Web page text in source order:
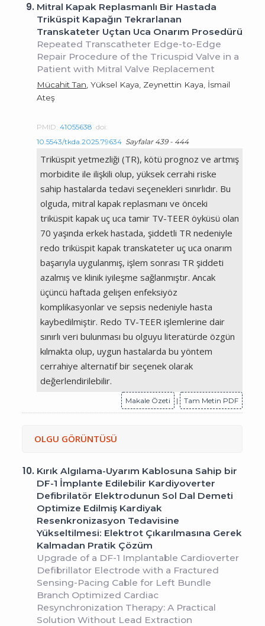
9. Mitral Kapak Replasmanlı Bir Hastada
Triküspit Kapağın Tekrarlanan
Transkateter Uçtan Uca Onarım Prosedürü
Repeated Transcatheter Edge-to-Edge
Repair Procedure of the Tricuspid Valve in a
Patient with Mitral Valve Replacement
Mücahit Tan , Yüksel Kaya, Zeynettin Kaya, İsmail
Ateş
PMID:41055638 doi:
10.5543/tkda.2025.79634 Sayfalar 439 - 444
Triküspit yetmezliği (TR), kötü prognoz ve artmış
morbidite ile ilişkili olup, yüksek cerrahi riske
sahip hastalarda tedavi seçenekleri sınırlıdır. Bu
olguda, mitral kapak replasmanı ve önceki
triküspit kapak uç uca tamir TV-TEER öyküsü olan
70 yaşında erkek hastada, şiddetli TR nedeniyle
redo triküspit kapak transkateter uç uca onarım
başarıyla uygulanmış, işlem sonrası TR şiddeti
azalmış ve klinik iyileşme sağlanmıştır. Ancak
üçüncü haftada gelişen enfeksiyöz
komplikasyonlar ve sepsis nedeniyle hasta
kaybedilmiştir. Redo TV-TEER işlemlerine dair
sınırlı veri bulunması bu olguyu literatürde özgün
kılmakta olup, uygun hastalarda bu yöntem
cerrahiye alternatif bir seçenek olarak
değerlendirilebilir.
Makale Özeti | Tam Metin PDF
OLGU GÖRÜNTÜSÜ
10. Kırık Algılama-Uyarım Kablosuna Sahip bir
DF-1 İmplante Edilebilir Kardiyoverter
Defibrilatör Elektrodunun Sol Dal Demeti
Optimize Edilmiş Kardiyak
Resenkronizasyon Tedavisine
Yükseltilmesi: Elektrot Çıkarılmasına Gerek
Kalmadan Pratik Çözüm
Upgrade of a DF-1 Implantable Cardioverter
Defibrillator Electrode with a Fractured
Sensing-Pacing Cable for Left Bundle
Branch Optimized Cardiac
Resynchronization Therapy: A Practical
Solution Without Lead Extraction